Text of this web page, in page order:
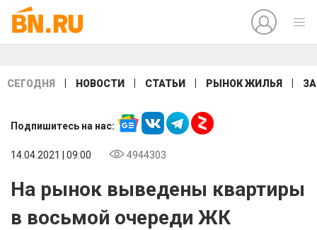
СЕГОДНЯ НОВОСТИ СТАТЬИ РЫНОК ЖИЛЬЯ
Подпишитесь на нас:
14.04.2021 | 09:00 4944303
На рынок выведены квартиры
в восьмой очереди ЖК